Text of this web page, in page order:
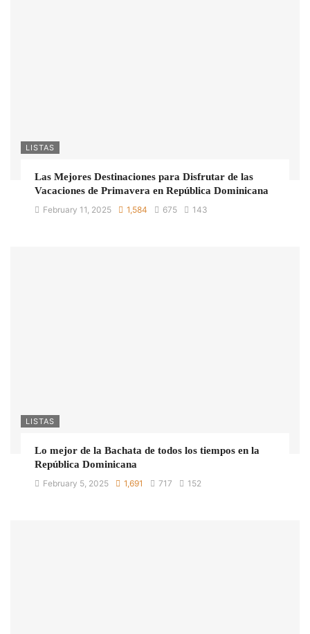
LISTAS
Las Mejores Destinaciones para Disfrutar de las
Vacaciones de Primavera en República Dominicana
February 11, 2025 1,584 675 143
LISTAS
Lo mejor de la Bachata de todos los tiempos en la
República Dominicana
February 5, 2025 1,691 717 152